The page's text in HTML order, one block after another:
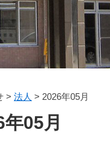
> 法人 > 2026年05月
05月